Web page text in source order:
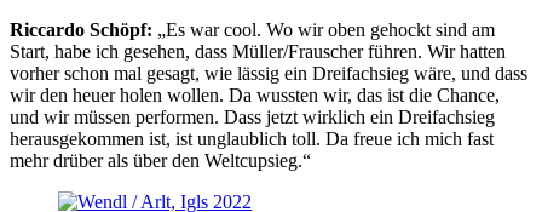
Riccardo Schöpf: „Es war cool. Wo wir oben gehockt sind am
Start, habe ich gesehen, dass Müller/Frauscher führen. Wir hatten
vorher schon mal gesagt, wie lässig ein Dreifachsieg wäre, und dass
wir den heuer holen wollen. Da wussten wir, das ist die Chance,
und wir müssen performen. Dass jetzt wirklich ein Dreifachsieg
herausgekommen ist, ist unglaublich toll. Da freue ich mich fast
mehr drüber als über den Weltcupsieg.“